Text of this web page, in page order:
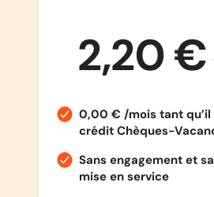
2,20 €
0,00 € /mois tant qu’il
crédit Chèques-
Sans engagement et
mise en service